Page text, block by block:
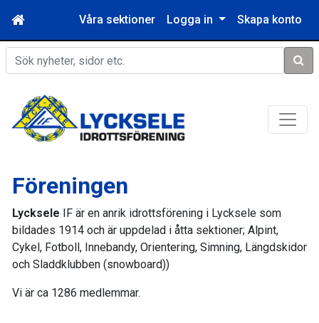
Våra sektioner Logga in Skapa konto
Sök
Föreningen
Lycksele IF är en anrik idrottsförening i Lycksele som
bildades 1914 och är uppdelad i åtta sektioner; Alpint,
Cykel, Fotboll, Innebandy, Orientering, Simning, Längdskidor
och Sladdklubben (snowboard))
Vi är ca 1286 medlemmar.